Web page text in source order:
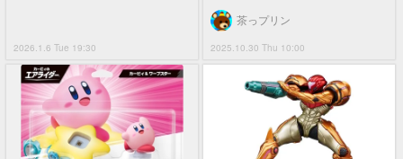
2026.1.6 Tue 19:30 2025.10.30 Thu 10:00
茶っプリン